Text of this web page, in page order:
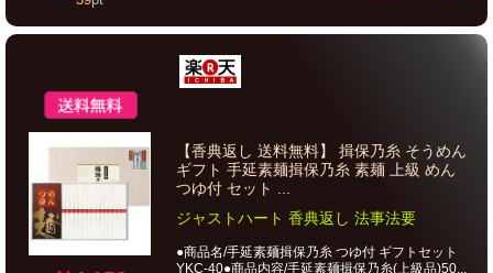
【香典返し 送料無料】 揖保乃糸 そうめん
ギフト 手延素麺揖保乃糸 素麺 上級 めん
つゆ付 セット ...
ジャストハート 香典返し 法事法要
●商品名/手延素麺揖保乃糸 つゆ付 ギフトセット
YKC-40●商品内容/手延素麺揖保乃糸(上級品)50...